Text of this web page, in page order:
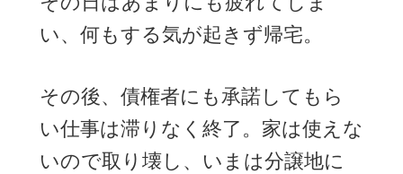
い、何もする気が起きず帰宅。
その後、債権者にも承諾してもら
い仕事は滞りなく終了。家は使えな
いので取り壊し、いまは分譲地に